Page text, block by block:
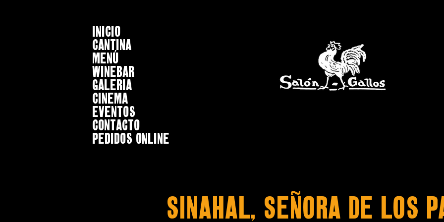
INICIO
CANTINA
MENÚ
WINEBAR
GALERIA
CINEMA
EVENTOS
CONTACTO
Pedidos online
SINAHAL, SEÑORA DE LOS